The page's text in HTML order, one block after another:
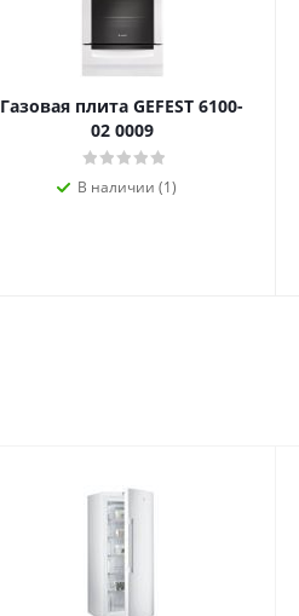
Газовая плита GEFEST 6100-
02 0009
В наличии (1)